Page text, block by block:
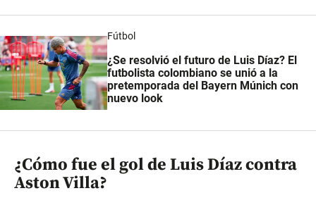
Fútbol
¿Se resolvió el futuro de Luis Díaz? El
futbolista colombiano se unió a la
pretemporada del Bayern Múnich con
nuevo look
¿Cómo fue el gol de Luis Díaz contra
Aston Villa?